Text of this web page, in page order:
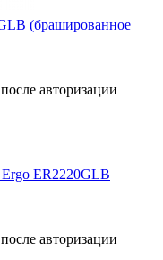
(брашированное
авторизации
ER2220GLB
авторизации